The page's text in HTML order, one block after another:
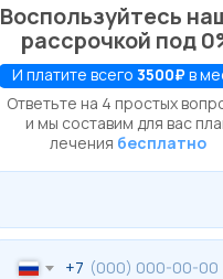
Воспользуйтесь
рассрочкой под
Ответьте на 4 простых
и мы составим для вас
лечения бесплатно
И платите всего 3500₽в
+7